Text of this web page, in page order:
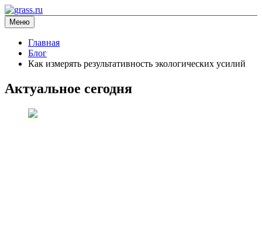
Перейти
к
содержимому
grass.ru
блог про экологию
Меню
Главная
Блог
Как измерять результативность экологических усилий
Актуальное сегодня